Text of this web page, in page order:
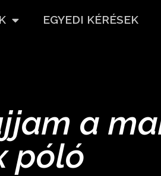
EGYEDI KÉRÉSEK
a
póló